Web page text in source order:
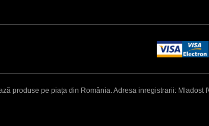
produse pe piața din România. Adresa inregistrarii: Mladost